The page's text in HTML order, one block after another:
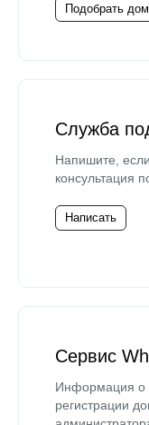
Подобрать
Служба
Напишите,
консультация
Написать
Сервис
Информация о
регистрации